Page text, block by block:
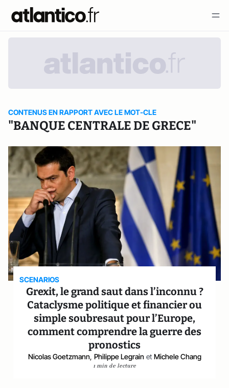
CONTENUS EN RAPPORT AVEC LE MOT-CLE
"BANQUE CENTRALE DE GRECE"
SCENARIOS
Grexit, le grand saut dans l’inconnu ?
Cataclysme politique et financier ou
simple soubresaut pour l’Europe,
comment comprendre la guerre des
pronostics
Nicolas Goetzmann, Philippe Legrain et Michele Chang
1 min de lecture